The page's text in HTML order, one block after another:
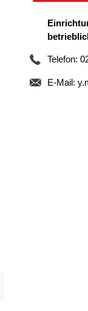
Telefon:
E-Mail: